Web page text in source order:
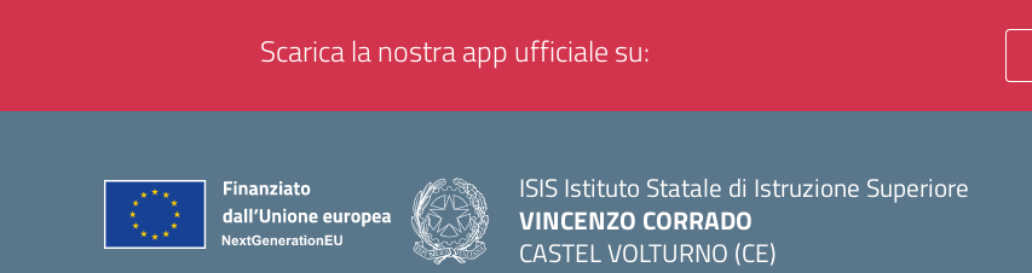
Scarica la nostra app ufficiale su:
ISIS Istituto Statale di Istruzione Superiore
VINCENZO CORRADO
CASTEL VOLTURNO (CE)